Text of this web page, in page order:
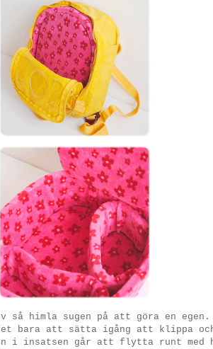
så himla sugen på att göra en egen.
bara att sätta igång att klippa
i insatsen går att flytta runt med